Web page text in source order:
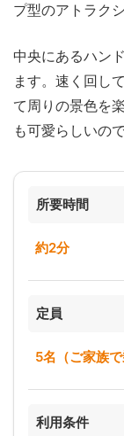
プ型のアトラク
中央にあるハン
ます。速く回し
て周りの景色を
も可愛らしいの
所要時間
約2分
定員
5名（ご家族で
利用条件